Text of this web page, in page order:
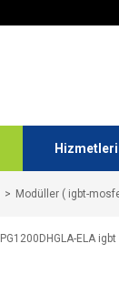
Modüller ( igbt-